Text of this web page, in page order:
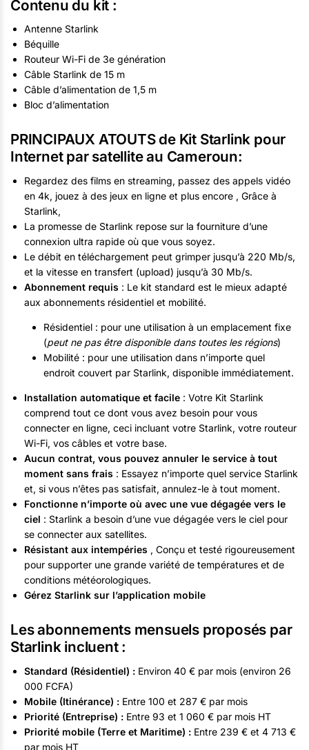
Contenu du kit :
Antenne Starlink
Béquille
Routeur Wi-Fi de 3e génération
Câble Starlink de 15 m
Câble d’alimentation de 1,5 m
Bloc d’alimentation
PRINCIPAUX ATOUTS de Kit Starlink pour
Internet par satellite au Cameroun:
Regardez des films en streaming, passez des appels vidéo
en 4k, jouez à des jeux en ligne et plus encore , Grâce à
Starlink,
La promesse de Starlink repose sur la fourniture d’une
connexion ultra rapide où que vous soyez.
Le débit en téléchargement peut grimper jusqu’à 220 Mb/s,
et la vitesse en transfert (upload) jusqu’à 30 Mb/s.
Abonnement requis : Le kit standard est le mieux adapté
aux abonnements résidentiel et mobilité.
Résidentiel : pour une utilisation à un emplacement fixe
(peut ne pas être disponible dans toutes les régions)
Mobilité : pour une utilisation dans n’importe quel
endroit couvert par Starlink, disponible immédiatement.
Installation automatique et facile : Votre Kit Starlink
comprend tout ce dont vous avez besoin pour vous
connecter en ligne, ceci incluant votre Starlink, votre routeur
Wi-Fi, vos câbles et votre base.
Aucun contrat, vous pouvez annuler le service à tout
moment sans frais : Essayez n’importe quel service Starlink
et, si vous n’êtes pas satisfait, annulez-le à tout moment.
Fonctionne n’importe où avec une vue dégagée vers le
ciel : Starlink a besoin d’une vue dégagée vers le ciel pour
se connecter aux satellites.
Résistant aux intempéries , Conçu et testé rigoureusement
pour supporter une grande variété de températures et de
conditions météorologiques.
Gérez Starlink sur l’application mobile
Les abonnements mensuels proposés par
Starlink incluent :
Standard (Résidentiel) : Environ 40 € par mois (environ 26
000 FCFA)
Mobile (Itinérance) : Entre 100 et 287 € par mois
Priorité (Entreprise) : Entre 93 et 1 060 € par mois HT
Priorité mobile (Terre et Maritime) : Entre 239 € et 4 713 €
par mois HT